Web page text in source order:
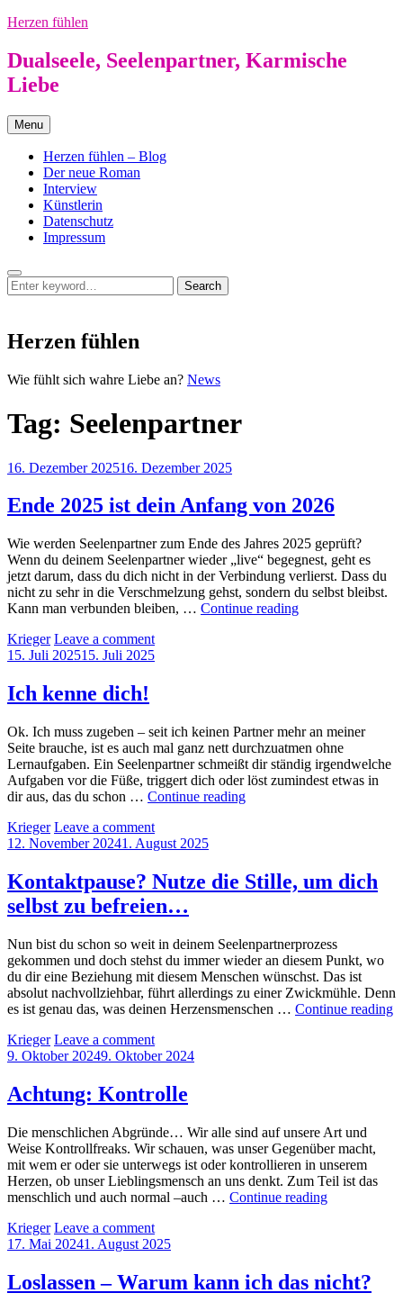
Skip
content
Herzen fühlen
Dualseele, Seelenpartner, Karmische
Liebe
Menu
Herzen fühlen – Blog
Der neue Roman
Interview
Künstlerin
Datenschutz
Impressum
Search
Search
for:
Search
Herzen fühlen
Wie fühlt sich wahre Liebe an? NewsHerzen
Tag: Seelenpartner
Posted
16. Dezember 202516. Dezember 2025
Ende 2025 ist dein Anfang von 2026
Wie werden Seelenpartner zum Ende des Jahres 2025 geprüft?
Wenn du deinem Seelenpartner wieder „live“ begegnest, geht es
jetzt darum, dass du dich nicht in der Verbindung verlierst. Dass du
nicht zu sehr in die Verschmelzung gehst, sondern du selbst bleibst.
Kann man verbunden bleiben, … Continue readingEnde
by
Krieger Leave a comment
Posted
15. Juli 202515. Juli 2025
Ich kenne dich!
Ok. Ich muss zugeben – seit ich keinen Partner mehr an meiner
Seite brauche, ist es auch mal ganz nett durchzuatmen ohne
Lernaufgaben. Ein Seelenpartner schmeißt dir ständig irgendwelche
Aufgaben vor die Füße, triggert dich oder löst zumindest etwas in
dir aus, das du schon … Continue readingIch
by
Krieger Leave a comment
Posted
12. November 20241. August 2025
Kontaktpause? Nutze die Stille, um dich
selbst zu befreien…
Nun bist du schon so weit in deinem Seelenpartnerprozess
gekommen und doch stehst du immer wieder an diesem Punkt, wo
du dir eine Beziehung mit diesem Menschen wünschst. Das ist
absolut nachvollziehbar, führt allerdings zu einer Zwickmühle. Denn
es ist genau das, was deinen Herzensmenschen … Continue reading
by
Krieger Leave a comment
Posted
9. Oktober 20249. Oktober 2024
Achtung: Kontrolle
Die menschlichen Abgründe… Wir alle sind auf unsere Art und
Weise Kontrollfreaks. Wir schauen, was unser Gegenüber macht,
mit wem er oder sie unterwegs ist oder kontrollieren in unserem
Herzen, ob unser Lieblingsmensch an uns denkt. Zum Teil ist das
menschlich und auch normal –auch … Continue readingAchtung:
by
Krieger Leave a comment
Posted
17. Mai 20241. August 2025
Loslassen – Warum kann ich das nicht?